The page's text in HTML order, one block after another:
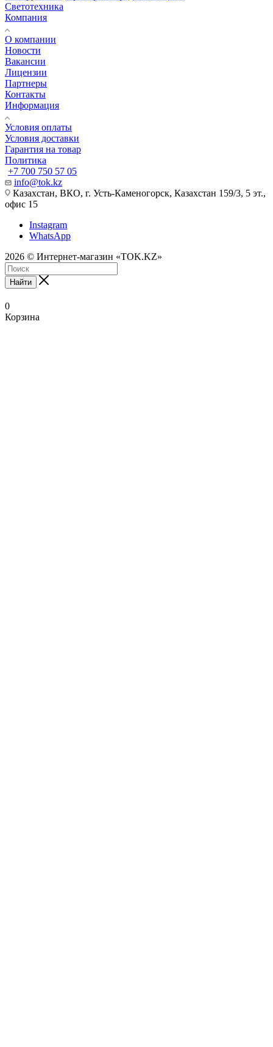
Светотехника
Компания
О компании
Новости
Вакансии
Лицензии
Партнеры
Контакты
Информация
Условия оплаты
Условия доставки
Гарантия на товар
Политика
+7 700 750 57 05
info@tok.kz
Казахстан, ВКО, г. Усть-Каменогорск, Казахстан 159/3, 5 эт.,
офис 15
Instagram
WhatsApp
2026 © Интернет-магазин «TOK.KZ»
Найти
0
Корзина